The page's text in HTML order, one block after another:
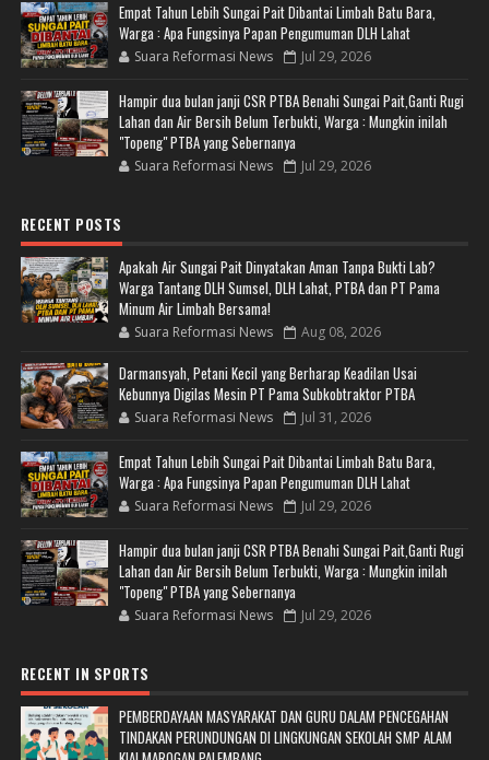
Empat Tahun Lebih Sungai Pait Dibantai Limbah Batu Bara,
Warga : Apa Fungsinya Papan Pengumuman DLH Lahat
Suara Reformasi News Jul 29, 2026
Hampir dua bulan janji CSR PTBA Benahi Sungai Pait,Ganti Rugi
Lahan dan Air Bersih Belum Terbukti, Warga : Mungkin inilah
"Topeng" PTBA yang Sebernanya
Suara Reformasi News Jul 29, 2026
RECENT POSTS
Apakah Air Sungai Pait Dinyatakan Aman Tanpa Bukti Lab?
Warga Tantang DLH Sumsel, DLH Lahat, PTBA dan PT Pama
Minum Air Limbah Bersama!
Suara Reformasi News Aug 08, 2026
Darmansyah, Petani Kecil yang Berharap Keadilan Usai
Kebunnya Digilas Mesin PT Pama Subkobtraktor PTBA
Suara Reformasi News Jul 31, 2026
Empat Tahun Lebih Sungai Pait Dibantai Limbah Batu Bara,
Warga : Apa Fungsinya Papan Pengumuman DLH Lahat
Suara Reformasi News Jul 29, 2026
Hampir dua bulan janji CSR PTBA Benahi Sungai Pait,Ganti Rugi
Lahan dan Air Bersih Belum Terbukti, Warga : Mungkin inilah
"Topeng" PTBA yang Sebernanya
Suara Reformasi News Jul 29, 2026
RECENT IN SPORTS
PEMBERDAYAAN MASYARAKAT DAN GURU DALAM PENCEGAHAN
TINDAKAN PERUNDUNGAN DI LINGKUNGAN SEKOLAH SMP ALAM